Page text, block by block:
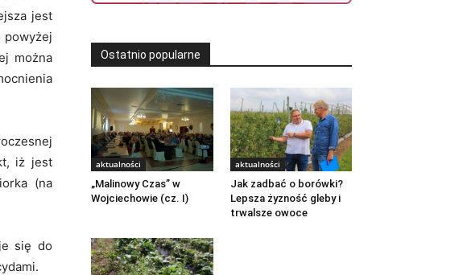
jest
powyżej
można
iż jest
(na
się do
Ostatnio popularne
aktualności
„Malinowy Czas” w
Wojciechowie (cz. I)
aktualności
Jak zadbać o borówki?
Lepsza żyzność gleby i
trwalsze owoce